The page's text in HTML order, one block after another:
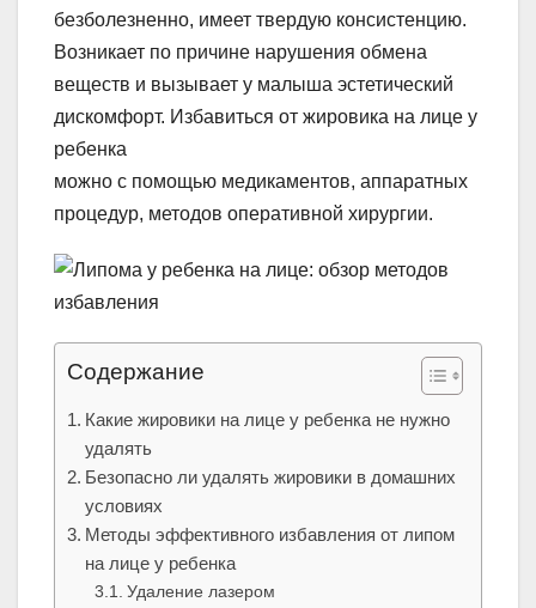
безболезненно, имеет твердую консистенцию.
Возникает по причине нарушения обмена
веществ и вызывает у малыша эстетический
дискомфорт. Избавиться от жировика на лице у
ребенка
можно с помощью медикаментов, аппаратных
процедур, методов оперативной хирургии.
Содержание
Какие жировики на лице у ребенка не нужно
удалять
Безопасно ли удалять жировики в домашних
условиях
Методы эффективного избавления от липом
на лице у ребенка
Удаление лазером